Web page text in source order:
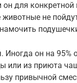
он для
не
он на 95%
или из приюта
привычной